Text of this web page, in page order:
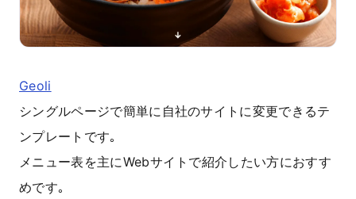
Geoli
シングルページで簡単に自社のサイトに変更できるテ
ンプレートです｡
メニュー表を主にWebサイトで紹介したい方におすす
めです｡